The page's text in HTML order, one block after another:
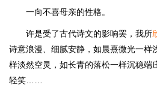
一向不喜母亲的性格。
许是受了古代诗文的影响罢，我所
诗意浪漫、细腻安静，如晨熹微光一样
样淡然空灵，如长青的落松一样沉稳端
轻笑……